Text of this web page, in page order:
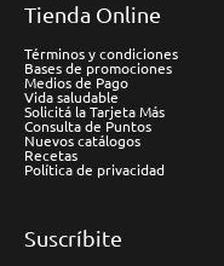
Tienda Online
Términos y condiciones
Bases de promociones
Medios de Pago
Vida saludable
Solicitá la Tarjeta Más
Consulta de Puntos
Nuevos catálogos
Recetas
Política de privacidad
Suscríbite